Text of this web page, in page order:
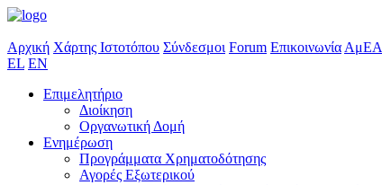
Αρχική Χάρτης Ιστοτόπου Σύνδεσμοι Forum Επικοινωνία ΑμΕΑ
EL EN
Επιμελητήριο
Διοίκηση
Οργανωτική Δομή
Ενημέρωση
Προγράμματα Χρηματοδότησης
Αγορές Εξωτερικού